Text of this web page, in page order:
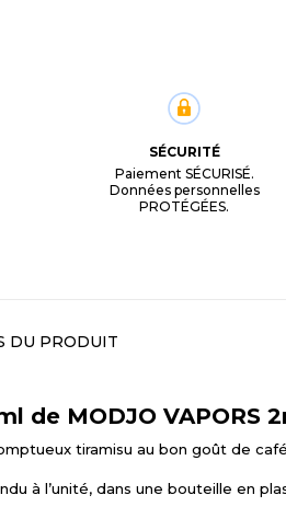
SÉCURITÉ
Paiement SÉCURISÉ.
Données personnelles
PROTÉGÉES.
DU PRODUIT
de MODJO VAPORS
tiramisu au bon goût de café
à l’unité, dans une bouteille en